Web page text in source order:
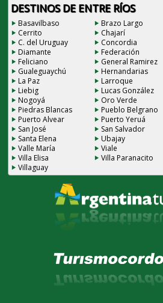
DESTINOS DE ENTRE RÍOS
Basavilbaso Brazo Largo
Cerrito
Chajarí
C. del Uruguay
Concordia
Diamante
Federación
Feliciano
General Ramirez
Gualeguaychú
Hernandarias
La Paz
Larroque
Liebig
Lucas González
Nogoyá
Oro Verde
Piedras Blancas
Pueblo Belgrano
Puerto Alvear
Puerto Yeruá
San José
San Salvador
Santa Elena
Ubajay
Valle María
Viale
Villa Elisa
Villa Paranacito
Villaguay